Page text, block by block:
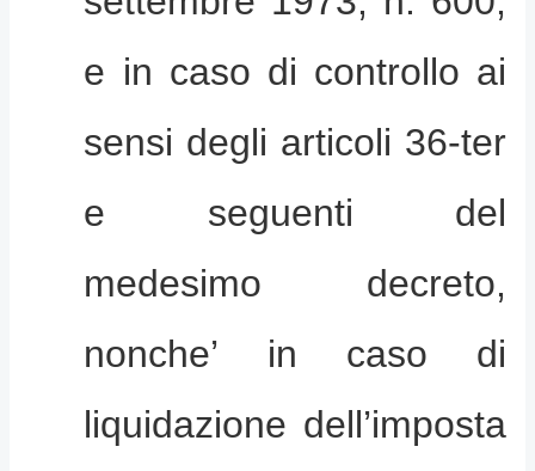
e in caso di controllo ai
sensi degli articoli 36-ter
e seguenti del
medesimo decreto,
nonche’ in caso di
liquidazione dell’imposta